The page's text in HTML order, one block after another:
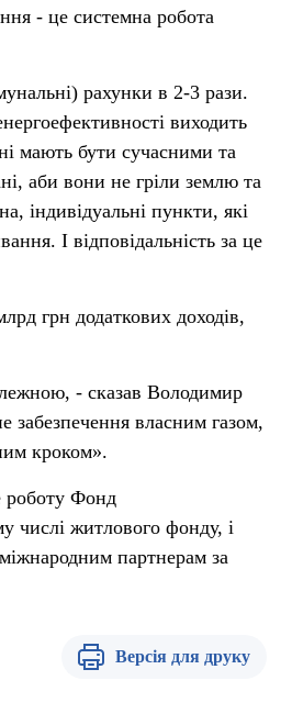
- це системна робота
рахунки в 2-3 рази.
виходить
мають бути сучасними та
аби вони не гріли землю та
індивідуальні пункти, які
І відповідальність за це
грн додаткових доходів,
- сказав Володимир
забезпечення власним газом,
кроком».
роботу Фонд
числі житлового фонду, і
партнерам за
Версія для друку